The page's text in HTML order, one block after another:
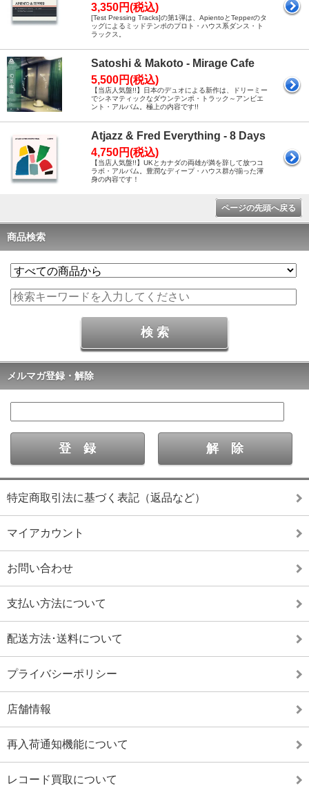
3,350円(税込)
[Test Pressing Tracks]の第1弾は、ApientoとTepperのタ
ッグによるミッドテンポのプロト・ハウス系ダンス・ト
ラックス。
Satoshi & Makoto - Mirage Cafe
5,500円(税込)
【当店人気盤!!】日本のデュオによる新作は、ドリーミー
でシネマティックなダウンテンポ・トラック～アンビエ
ント・アルバム。極上の内容です!!
Atjazz & Fred Everything - 8 Days
4,750円(税込)
【当店人気盤!!】UKとカナダの両雄が満を辞して放つコ
ラボ・アルバム。豊潤なディープ・ハウス群が揃った渾
身の内容です！
ページの先頭へ戻る
商品検索
メルマガ登録・解除
特定商取引法に基づく表記（返品など）
マイアカウント
お問い合わせ
支払い方法について
配送方法･送料について
プライバシーポリシー
店舗情報
再入荷通知機能について
レコード買取について